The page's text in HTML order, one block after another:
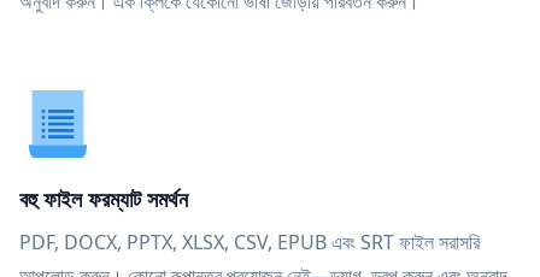
বহু ফাইল ফরম্যাট সমর্থন
PDF, DOCX, PPTX, XLSX, CSV, EPUB এবং SRT ফাইল সরাসরি